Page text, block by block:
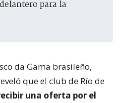
para la
da Gama brasileño,
que el club de Río de
una oferta por el